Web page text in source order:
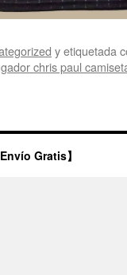
y etiquetada
chris paul
Gratis】